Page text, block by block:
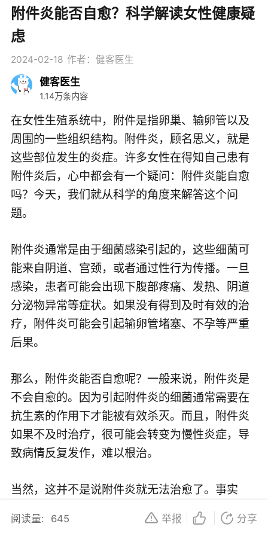
附件炎能否自愈？科学解读女性健康疑
虑
2024-02-18 作者：健客医生
健客医生
1.14万条内容
在女性生殖系统中，附件是指卵巢、输卵管以及
周围的一些组织结构。附件炎，顾名思义，就是
这些部位发生的炎症。许多女性在得知自己患有
附件炎后，心中都会有一个疑问：附件炎能自愈
吗？今天，我们就从科学的角度来解答这个问
题。
附件炎通常是由于细菌感染引起的，这些细菌可
能来自阴道、宫颈，或者通过性行为传播。一旦
感染，患者可能会出现下腹部疼痛、发热、阴道
分泌物异常等症状。如果没有得到及时有效的治
疗，附件炎可能会引起输卵管堵塞、不孕等严重
后果。
那么，附件炎能否自愈呢？一般来说，附件炎是
不会自愈的。因为引起附件炎的细菌通常需要在
抗生素的作用下才能被有效杀灭。而且，附件炎
如果不及时治疗，很可能会转变为慢性炎症，导
致病情反复发作，难以根治。
当然，这并不是说附件炎就无法治愈了。事实
上，只要及时发现并接受正规治疗，附件炎是完
全可以治愈的。治疗附件炎的方法主要包括使用
阅读量: 645 举报 分享